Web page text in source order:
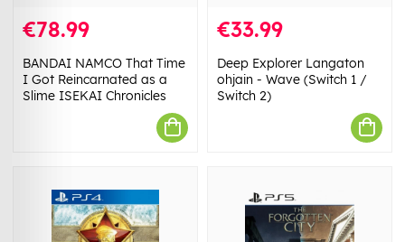
€78.99
BANDAI NAMCO That Time
I Got Reincarnated as a
Slime ISEKAI Chronicles
€33.99
Deep Explorer Langaton
ohjain - Wave (Switch 1 /
Switch 2)